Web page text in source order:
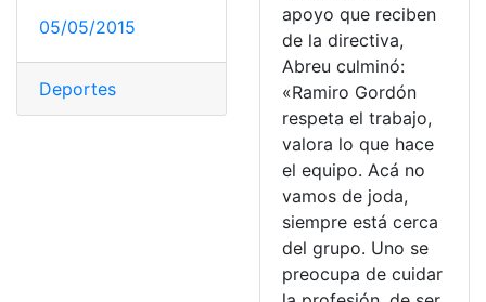
05/05/2015
Deportes
apoyo que reciben
de la directiva,
Abreu culminó:
«Ramiro Gordón
respeta el trabajo,
valora lo que hace
el equipo. Acá no
vamos de joda,
siempre está cerca
del grupo. Uno se
preocupa de cuidar